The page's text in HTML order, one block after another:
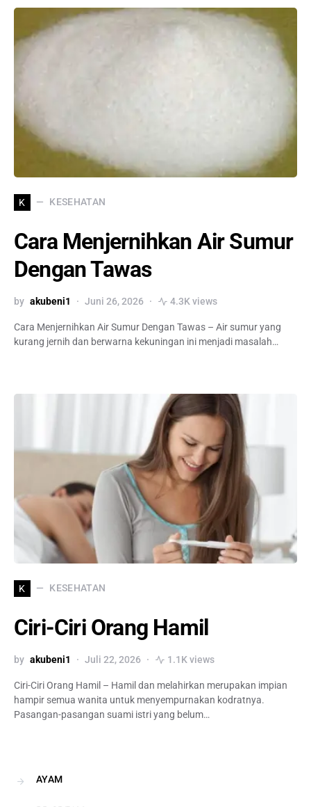
K KESEHATAN
Cara Menjernihkan Air Sumur
Dengan Tawas
by akubeni1 Juni 26, 2026 4.3K views
Cara Menjernihkan Air Sumur Dengan Tawas – Air sumur yang
kurang jernih dan berwarna kekuningan ini menjadi masalah…
K KESEHATAN
Ciri-Ciri Orang Hamil
by akubeni1 Juli 22, 2026 1.1K views
Ciri-Ciri Orang Hamil – Hamil dan melahirkan merupakan impian
hampir semua wanita untuk menyempurnakan kodratnya.
Pasangan-pasangan suami istri yang belum…
AYAM